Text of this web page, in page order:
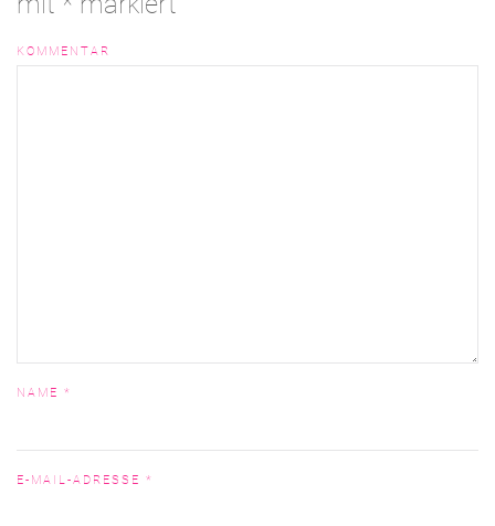
KOMMENTAR
NAME *
E-MAIL-ADRESSE *